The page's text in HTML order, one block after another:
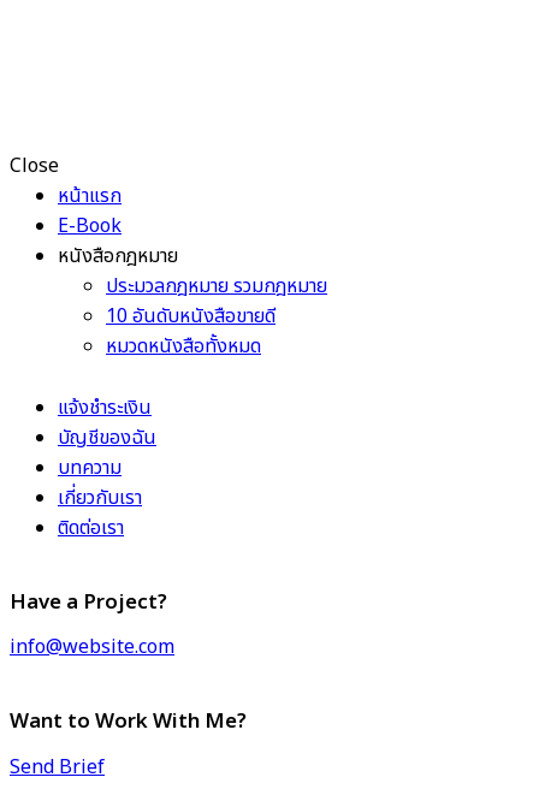
Close
หน้าแรก
E-Book
หนังสือกฎหมาย
ประมวลกฎหมาย รวมกฎหมาย
10 อันดับหนังสือขายดี
หมวดหนังสือทั้งหมด
แจ้งชำระเงิน
บัญชีของฉัน
บทความ
เกี่ยวกับเรา
ติดต่อเรา
Have a Project?
info@website.com
Want to Work With Me?
Send Brief